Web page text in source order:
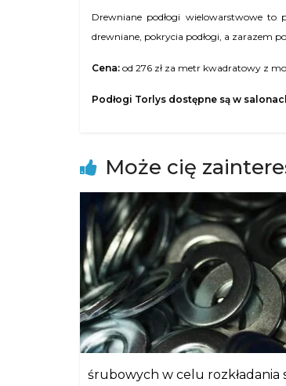
Drewniane podłogi wielowarstwowe
drewniane, pokrycia podłogi, a zarazem
Cena: od 276 zł za metr kwadratowy z
Podłogi Torlys dostępne są w
Może cię
śrubowych w celu rozkładania